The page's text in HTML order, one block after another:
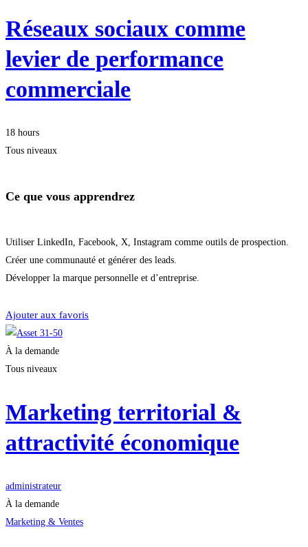
Réseaux sociaux comme
levier de performance
commerciale
18 hours
Tous niveaux
Ce que vous apprendrez
Utiliser LinkedIn, Facebook, X, Instagram comme outils de prospection.
Créer une communauté et générer des leads.
Développer la marque personnelle et d’entreprise.
Ajouter aux favoris
À la demande
Tous niveaux
Marketing territorial &
attractivité économique
administrateur
À la demande
Marketing & Ventes